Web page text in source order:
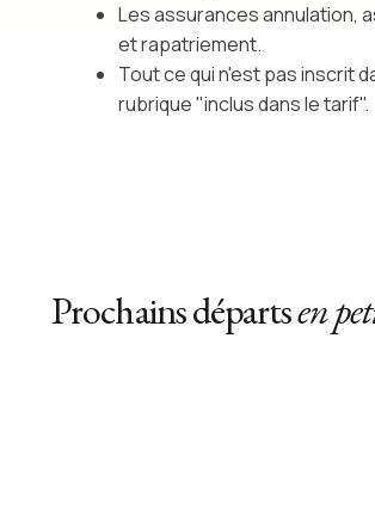
Les assurances annulation,
et rapatriement.
Tout ce qui n'est pas inscrit
rubrique "inclus dans le tarif".
Prochains départsen